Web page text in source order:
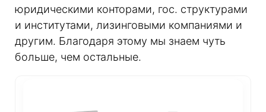
юридическими конторами, гос. структурами
и институтами, лизинговыми компаниями и
другим. Благодаря этому мы знаем чуть
больше, чем остальные.